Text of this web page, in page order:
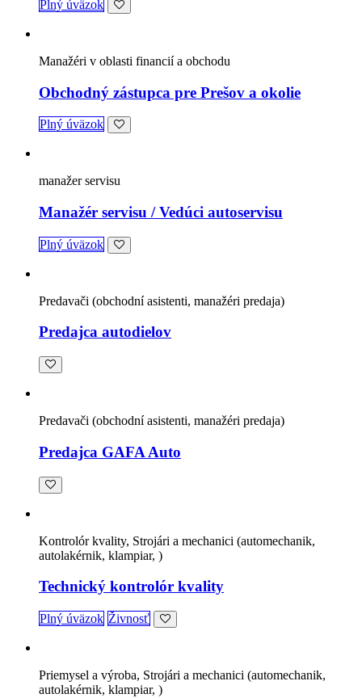
Plný úväzok
Manažéri v oblasti financií a obchodu
Obchodný zástupca pre Prešov a okolie
Plný úväzok
manažer servisu
Manažér servisu / Vedúci autoservisu
Plný úväzok
Predavači (obchodní asistenti, manažéri predaja)
Predajca autodielov
Predavači (obchodní asistenti, manažéri predaja)
Predajca GAFA Auto
Kontrolór kvality, Strojári a mechanici (automechanik,
autolakérnik, klampiar, )
Technický kontrolór kvality
Plný úväzok Živnosť
Priemysel a výroba, Strojári a mechanici (automechanik,
autolakérnik, klampiar, )